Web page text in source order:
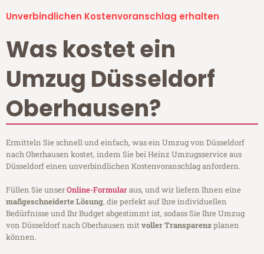
Unverbindlichen Kostenvoranschlag erhalten
Was kostet ein
Umzug Düsseldorf
Oberhausen?
Ermitteln Sie schnell und einfach, was ein Umzug von Düsseldorf
nach Oberhausen kostet, indem Sie bei Heinz Umzugsservice aus
Düsseldorf einen unverbindlichen Kostenvoranschlag anfordern.
Füllen Sie unserOnline-Formularaus, und wir liefern Ihnen eine
maßgeschneiderte Lösung, die perfekt auf Ihre individuellen
Bedürfnisse und Ihr Budget abgestimmt ist, sodass Sie Ihre Umzug
von Düsseldorf nach Oberhausen mitvoller Transparenzplanen
können.